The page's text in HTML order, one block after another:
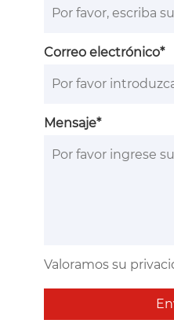
Correo electrónico*
Mensaje*
Valoramos su